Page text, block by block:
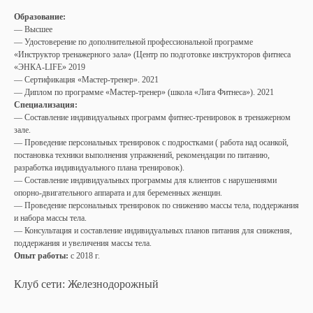
Образование:
— Высшее
— Удостоверение по дополнительной профессиональной программе
«Инструктор тренажерного зала» (Центр по подготовке инструкторов фитнеса
«ЭНКА-LIFE» 2019
— Сертификация «Мастер-тренер». 2021
— Диплом по программе «Мастер-тренер» (школа «Лига Фитнеса»). 2021
Специализация:
— ⁠Составление индивидуальных программ фитнес-тренировок в тренажерном
зале.
— Проведение персональных тренировок с подростками ( работа над осанкой,
постановка техники выполнения упражнений, рекомендации по питанию,
разработка индивидуального плана тренировок).
— ⁠Составление индивидуальных программы для клиентов с нарушениями
опорно-двигательного аппарата и для беременных женщин.
— ⁠Проведение персональных тренировок по снижению массы тела, поддержания
и набора массы тела.
— ⁠Консультация и составление индивидуальных планов питания для снижения,
поддержания и увеличения массы тела.
Опыт работы: с 2018 г.
Клуб сети: Железнодорожный